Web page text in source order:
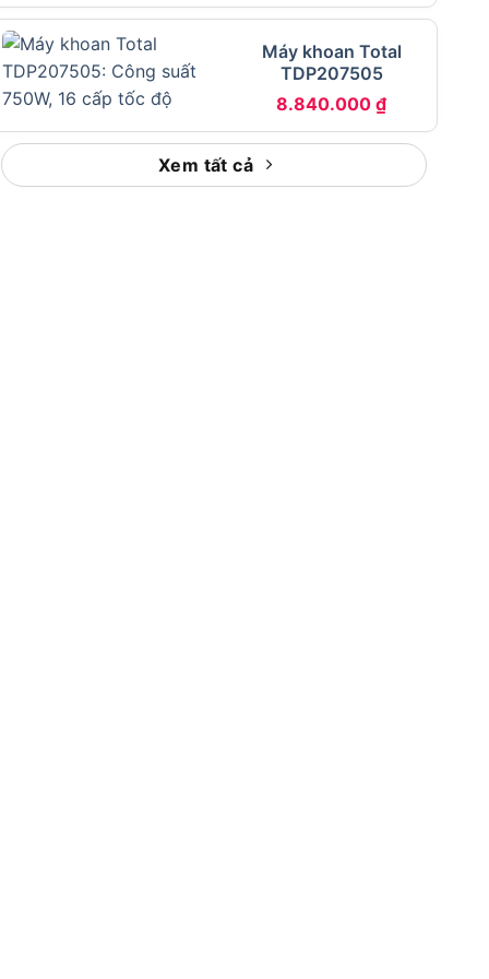
Máy khoan Total
TDP207505
8.840.000₫
Xem tất cả